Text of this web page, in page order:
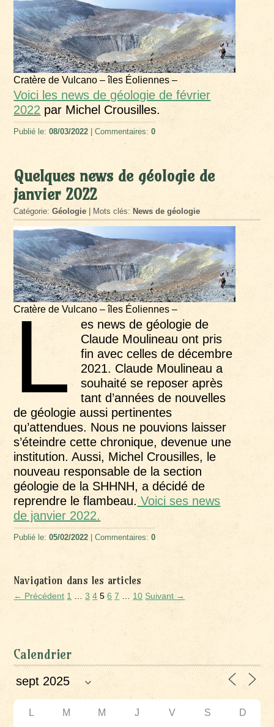
Cratère de Vulcano – îles Éoliennes –
Voici les news de géologie de février
2022 par Michel Crousilles.
Publié le:08/03/2022 | Commentaires:0
Quelques news de géologie de
janvier 2022
Catégorie:Géologie | Mots clés:News de géologie
Cratère de Vulcano – îles Éoliennes –
L
es news de géologie de
Claude Moulineau ont pris
fin avec celles de décembre
2021. Claude Moulineau a
souhaité se reposer après
tant d’années de nouvelles
de géologie aussi pertinentes
qu’attendues. Nous ne pouvions laisser
s’éteindre cette chronique, devenue une
institution. Aussi, Michel Crousilles, le
nouveau responsable de la section
géologie de la SHHNH, a décidé de
reprendre le flambeau. Voici ses news
de janvier 2022.
Publié le:05/02/2022 | Commentaires:0
Navigation dans les articles
← Précédent 1 3 4 5 6 7 10 Suivant →
Calendrier
L M M J V S D